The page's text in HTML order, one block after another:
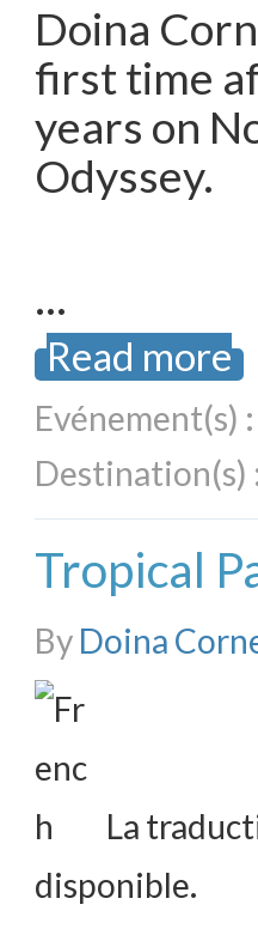
Doina
first time
years on
Odyssey.
…
Read more
Evénement(s) :
Destination(s)
Tropical
By Doina
La
disponible.